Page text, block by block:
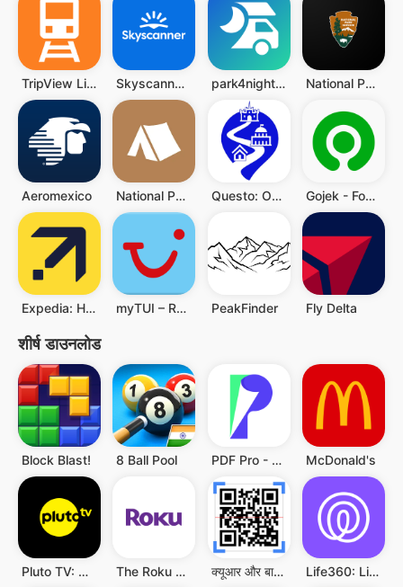
TripView Lite Skyscanner Flights Hotels Cars park4night - Motorhome camper National Park Service
Aeromexico National Park Trail Guide Questo: Outdoor Escape Games Gojek - Food & Transportation
Expedia: Hotels, Flights & Car myTUI – Reisen & Erlebnisse PeakFinder Fly Delta
शीर्ष डाउनलोड
Block Blast! 8 Ball Pool PDF Pro - Reader & Maker McDonald's
Pluto TV: Watch Free Movies/TV The Roku App (Official) क्यूआर और बारकोड स्कैनर Life360: Live Location Sharing